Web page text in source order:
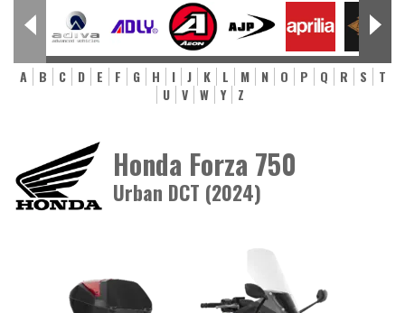
A B C D E F G H I J K L M N O P Q R S
T
U
V W Y Z
Honda Forza 750
Urban DCT (2024)